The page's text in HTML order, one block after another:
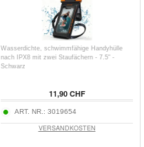
Wasserdichte, schwimmfähige Handyhülle
nach IPX8 mit zwei Staufächern - 7.5" -
Schwarz
11,90 CHF
ART. NR.: 3019654
VERSANDKOSTEN